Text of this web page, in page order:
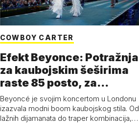
COWBOY CARTER
Efekt Beyonce: Potražnja
za kaubojskim šeširima
raste 85 posto, za
čizmama 53 p…
Beyoncé je svojim koncertom u Londonu
izazvala modni boom kaubojskog stila. Od
lažnih dijamanata do traper kombinacija,…